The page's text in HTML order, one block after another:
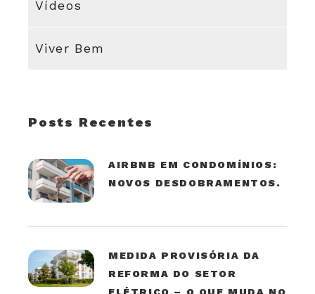
Vídeos
Viver Bem
Posts Recentes
AIRBNB EM CONDOMÍNIOS:
NOVOS DESDOBRAMENTOS.
MEDIDA PROVISÓRIA DA
REFORMA DO SETOR